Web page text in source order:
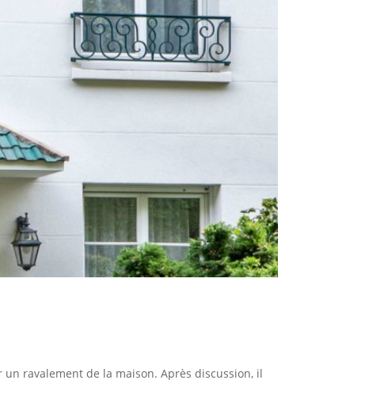
ravalement de la maison. Après discussion, il